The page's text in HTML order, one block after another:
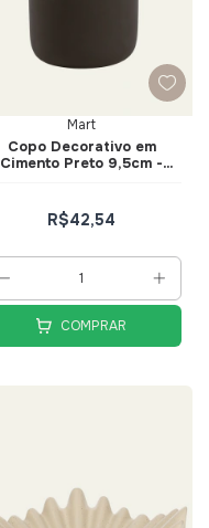
Mart
Copo Decorativo em
Cimento Preto 9,5cm -
R$42,54
COMPRAR